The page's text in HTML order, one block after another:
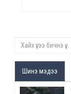
Шинэ мэдээ